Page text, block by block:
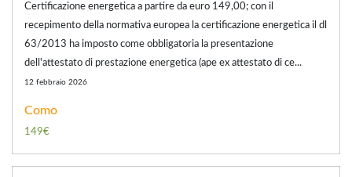
Certificazione energetica a partire da euro 149,00; con il
recepimento della normativa europea la certificazione energetica il dl
63/2013 ha imposto come obbligatoria la presentazione
dell'attestato di prestazione energetica (ape ex attestato di ce...
12 febbraio 2026
Como
149€